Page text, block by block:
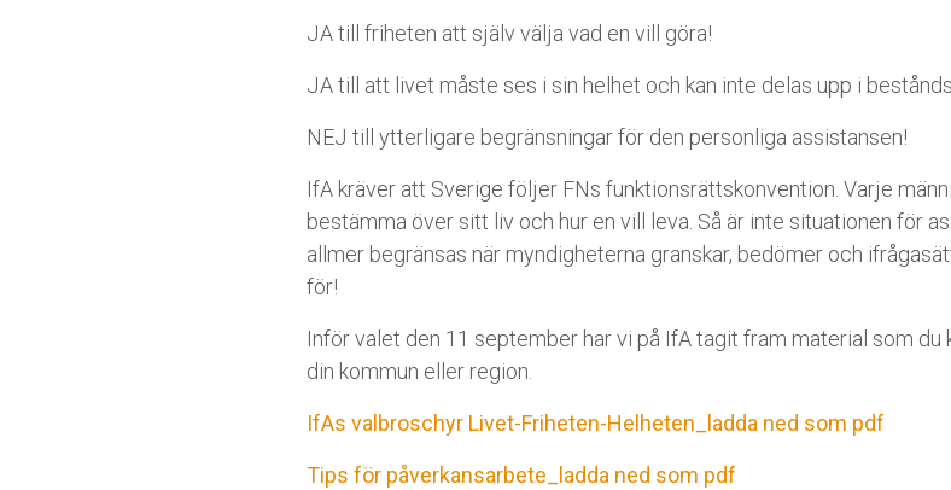
JA till friheten att själv välja vad en vill göra!
JA till att livet måste ses i sin helhet och kan inte delas upp i
NEJ till ytterligare begränsningar för den personliga assistansen!
IfA kräver att Sverige följer FNs funktionsrättskonvention. Varje
bestämma över sitt liv och hur en vill leva. Så är inte situationen för
allmer begränsas när myndigheterna granskar, bedömer och
för!
Inför valet den 11 september har vi på IfA tagit fram material som du
din kommun eller region.
IfAs valbroschyr Livet-Friheten-Helheten_ladda ned som pdf
Tips för påverkansarbete_ladda ned som pdf